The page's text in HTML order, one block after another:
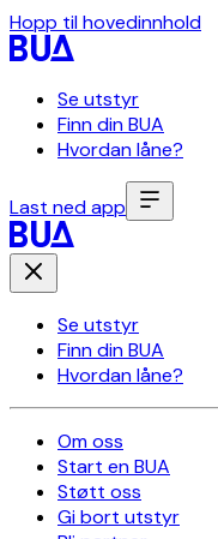
Hopp til hovedinnhold
Se utstyr
Finn din BUA
Hvordan låne?
Last ned app
Se utstyr
Finn din BUA
Hvordan låne?
Om oss
Start en BUA
Støtt oss
Gi bort utstyr